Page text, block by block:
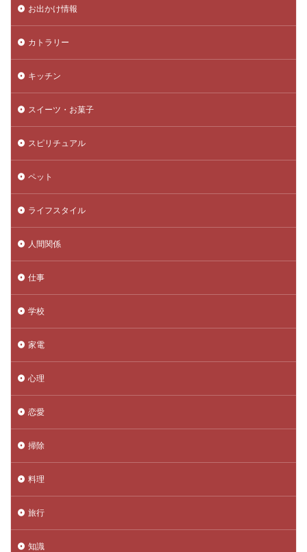
お出かけ情報
カトラリー
キッチン
スイーツ・お菓子
スピリチュアル
ペット
ライフスタイル
人間関係
仕事
学校
家電
心理
恋愛
掃除
料理
旅行
知識